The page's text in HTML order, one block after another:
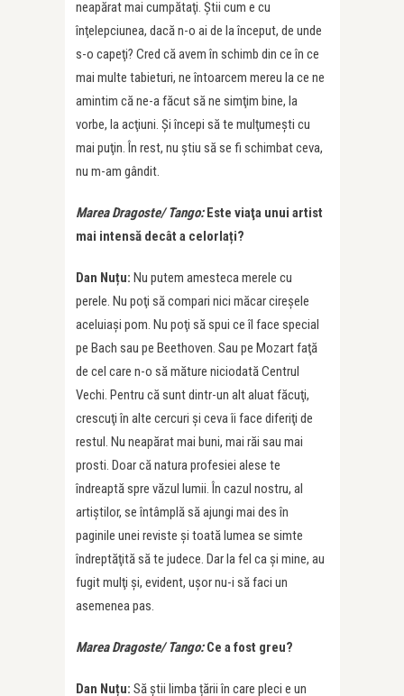
neapărat mai cumpătaţi. Ştii cum e cu
înţelepciunea, dacă n-o ai de la început, de unde
s-o capeţi? Cred că avem în schimb din ce în ce
mai multe tabieturi, ne întoarcem mereu la ce ne
amintim că ne-a făcut să ne simţim bine, la
vorbe, la acţiuni. Și începi să te mulţumeşti cu
mai puţin. În rest, nu ştiu să se fi schimbat ceva,
nu m-am gândit.
Marea Dragoste/ Tango:Este viaţa unui artist
mai intensă decât a celorlați?
Dan Nuțu: Nu putem amesteca merele cu
perele. Nu poţi să compari nici măcar cireşele
aceluiaşi pom. Nu poţi să spui ce îl face special
pe Bach sau pe Beethoven. Sau pe Mozart faţă
de cel care n-o să măture niciodată Centrul
Vechi. Pentru că sunt dintr-un alt aluat făcuţi,
crescuţi în alte cercuri şi ceva îi face diferiţi de
restul. Nu neapărat mai buni, mai răi sau mai
prosti. Doar că natura profesiei alese te
îndreaptă spre văzul lumii. În cazul nostru, al
artiştilor, se întâmplă să ajungi mai des în
paginile unei reviste şi toată lumea se simte
îndreptăţită să te judece. Dar la fel ca și mine, au
fugit mulţi și, evident, uşor nu-i să faci un
asemenea pas.
Marea Dragoste/ Tango:Ce a fost greu?
Dan Nuțu: Să știi limba țării în care pleci e un